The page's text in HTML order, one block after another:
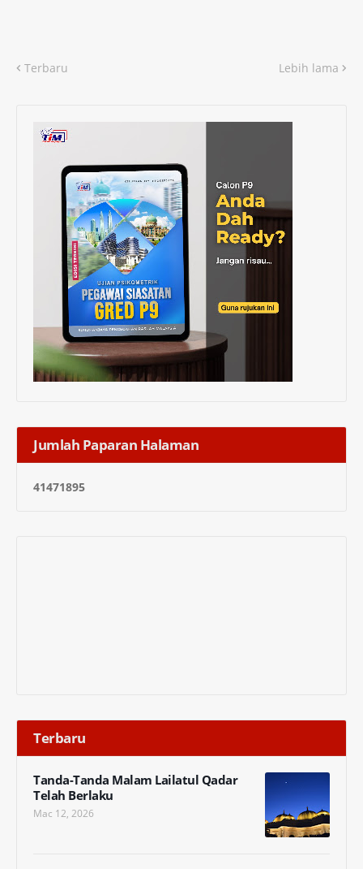
Terbaru Lebih lama
Jumlah Paparan Halaman
41471895
Terbaru
Tanda-Tanda Malam Lailatul Qadar
Telah Berlaku
Mac 12, 2026